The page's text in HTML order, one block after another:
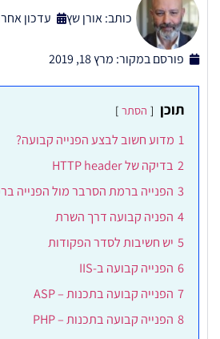
כותב:אורן שץ עדכון אחרון:
פורסם במקור: מרץ 18, 2019
תוכן הסתר
1 מדוע חשוב לבצע הפנייה קבועה?
2 בדיקה של HTTP header
3 הפנייה ברמת הסרבר מול הפנייה
4 הפניה קבועה דרך השרת
5 יש חשיבות לסדר הפקודות
6 הפנייה קבועה ב-IIS
7 הפנייה קבועה בתכנות – ASP
8 הפנייה קבועה בתכנות – PHP